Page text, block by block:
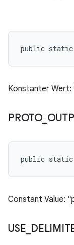
public static
Konstanter
PROTO_
public static
Constant Value:
USE